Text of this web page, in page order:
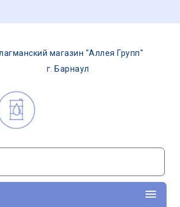
магазин "Аллея Групп"
г. Барнаул